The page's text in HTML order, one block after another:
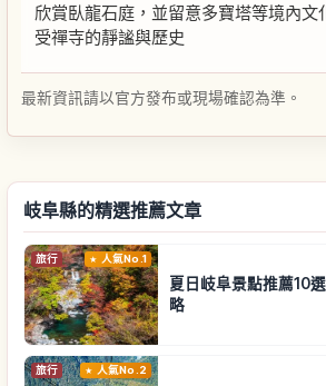
欣賞臥龍石庭，並留意多寶塔等境內文
受禪寺的靜謐與歷史
最新資訊請以官方發布或現場確認為準。
岐阜縣的精選推薦文章
旅行 人氣No.1
夏日岐阜景點推薦10
略
旅行 人氣No.2